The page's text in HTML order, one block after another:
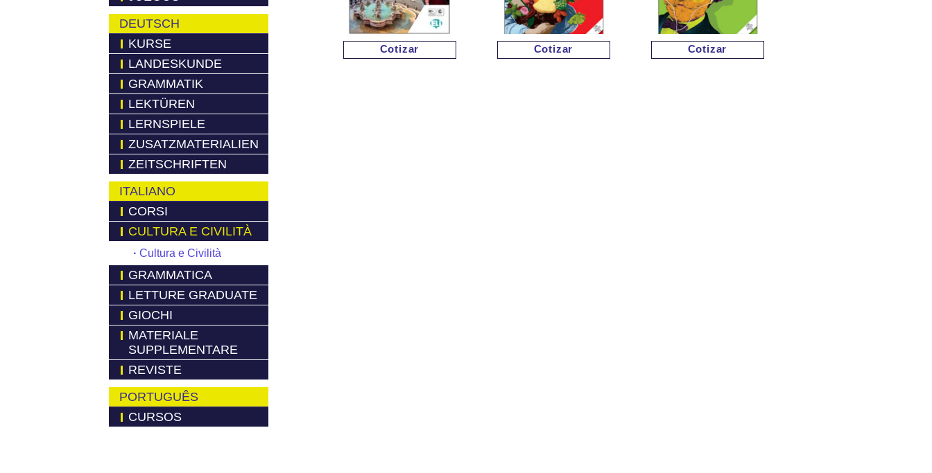
DEUTSCH
KURSE
LANDESKUNDE
GRAMMATIK
LEKTÜREN
LERNSPIELE
ZUSATZMATERIALIEN
ZEITSCHRIFTEN
ITALIANO
CORSI
CULTURA E CIVILITÀ
· Cultura e Civilità
GRAMMATICA
LETTURE GRADUATE
GIOCHI
MATERIALE
SUPPLEMENTARE
REVISTE
PORTUGUÊS
CURSOS
Cotizar Cotizar Cotizar